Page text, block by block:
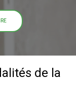
de la